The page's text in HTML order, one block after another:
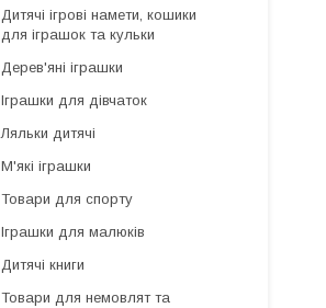
Дитячі ігрові намети, кошики
для іграшок та кульки
Дерев'яні іграшки
Іграшки для дівчаток
Ляльки дитячі
М'які іграшки
Товари для спорту
Іграшки для малюків
Дитячі книги
Товари для немовлят та